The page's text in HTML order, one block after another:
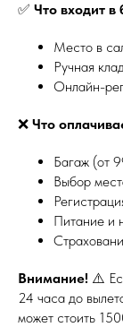
✅ Что входит в
Место в
Ручная
Онлайн-
❌ Что
Багаж (от
Выбор
Питание и
Внимание! ⚠️
24 часа до
может стоить